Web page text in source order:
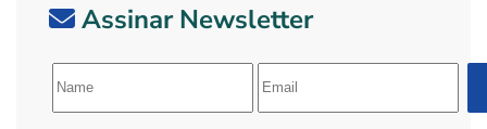
Assinar Newsletter